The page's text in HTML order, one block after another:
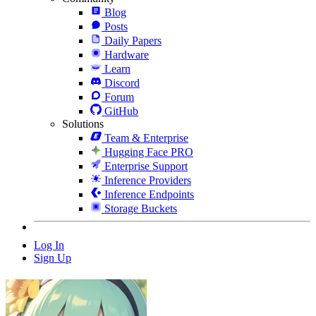
Blog
Posts
Daily Papers
Hardware
Learn
Discord
Forum
GitHub
Solutions
Team & Enterprise
Hugging Face PRO
Enterprise Support
Inference Providers
Inference Endpoints
Storage Buckets
Log In
Sign Up